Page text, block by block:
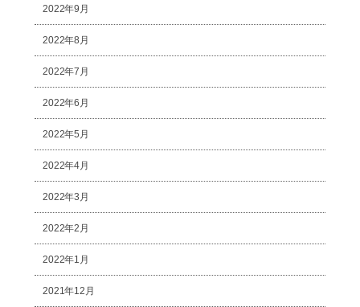
2022年9月
2022年8月
2022年7月
2022年6月
2022年5月
2022年4月
2022年3月
2022年2月
2022年1月
2021年12月